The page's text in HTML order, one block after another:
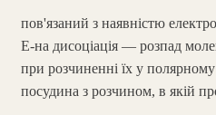
пов'язаний з наявністю
Е-на дисоціація — розпад
при розчиненні їх у
посудина з розчином, в якій